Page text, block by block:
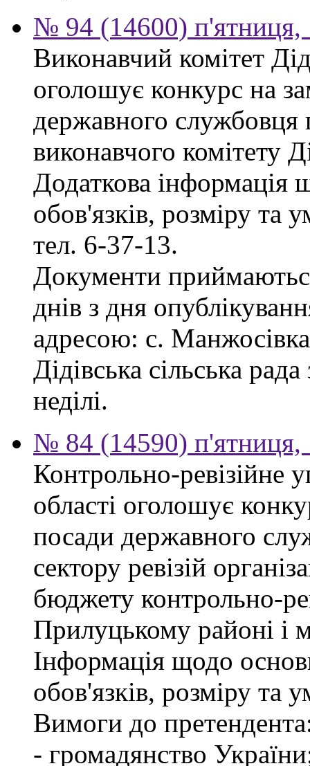
№ 94 (14600) п'ятниця,
Виконавчий комітет
оголошує конкурс на
державного службовця
виконавчого комітету
Додаткова інформація
обов'язків, розміру та
тел. 6-37-13.
Документи
днів з дня
адресою: с.
Дідівська сільська
неділі.
№ 84 (14590) п'ятниця,
Контрольно-ревізійне
області оголошує
посади державного
сектору ревізій
бюджету контрольно-
Прилуцькому районі і
Інформація щодо
обов'язків, розміру та
Вимоги до
- громадянство